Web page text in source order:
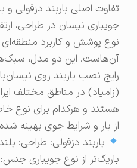
تفاوت اصلی باربند دزفولی و باربند
جویباری نیسان در طراحی، ارتفاع،
نوع پوشش و کاربرد منطقه‌ای
آن‌هاست. این دو مدل، سبک‌های
رایج نصب باربند روی نیسان‌بار
(زامیاد) در مناطق مختلف ایران
هستند و هرکدام برای نوع خاصی
از بار و شرایط جوی بهینه شده‌اند:
باربند دزفولی: طراحی: بلندتر و
باریک‌تر از نوع جویباری جنس: